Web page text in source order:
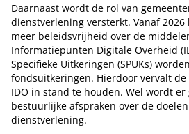
Daarnaast wordt de rol van
dienstverlening versterkt. Vanaf
meer beleidsvrijheid over de
Informatiepunten Digitale Overheid
Specifieke Uitkeringen (SPUKs)
fondsuitkeringen. Hierdoor vervalt
IDO in stand te houden. Wel wordt er
bestuurlijke afspraken over de
dienstverlening.